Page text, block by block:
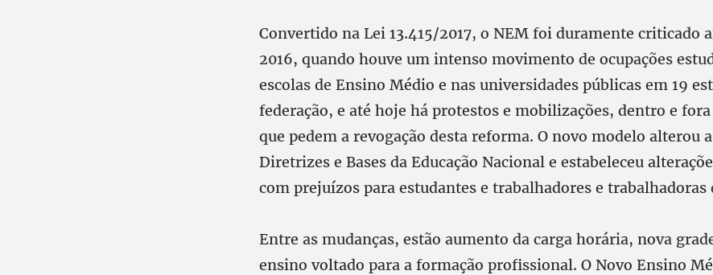
Convertido na Lei 13.415/2017, o NEM foi duramente criticado
2016, quando houve um intenso movimento de ocupações
escolas de Ensino Médio e nas universidades públicas em 19
federação, e até hoje há protestos e mobilizações, dentro e fora
que pedem a revogação desta reforma. O novo modelo alterou
Diretrizes e Bases da Educação Nacional e estabeleceu
com prejuízos para estudantes e trabalhadores e trabalhadoras
Entre as mudanças, estão aumento da carga horária, nova
ensino voltado para a formação profissional. O Novo Ensino